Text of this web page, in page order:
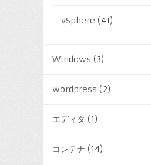
vSphere (41)
Windows (3)
wordpress (2)
エディタ (1)
コンテナ (14)